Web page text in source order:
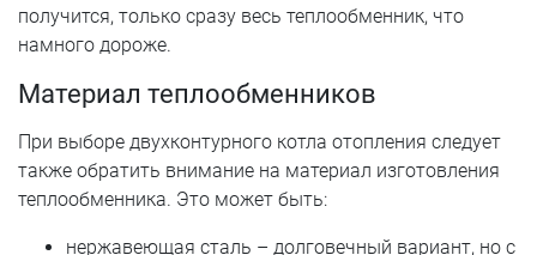
получится, только сразу весь теплообменник, что
намного дороже.
Материал теплообменников
При выборе двухконтурного котла отопления следует
также обратить внимание на материал изготовления
теплообменника. Это может быть:
нержавеющая сталь – долговечный вариант, но с